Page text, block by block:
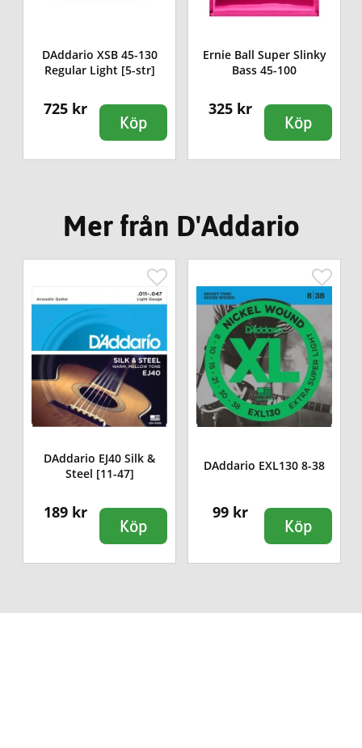
DAddario XSB 45-130
Regular Light [5-str]
725 kr
Köp
Ernie Ball Super Slinky
Bass 45-100
325 kr
Köp
Mer från D'Addario
DAddario EJ40 Silk &
Steel [11-47]
189 kr
Köp
DAddario EXL130 8-38
99 kr
Köp